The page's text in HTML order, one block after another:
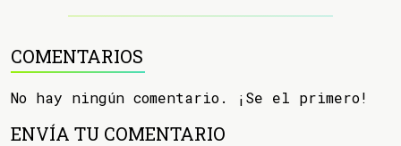
COMENTARIOS
No hay ningún comentario. ¡Se el primero!
ENVÍA TU COMENTARIO